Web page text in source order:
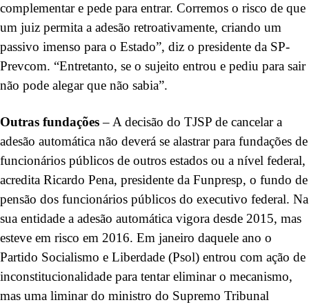
complementar e pede para entrar. Corremos o risco de que
um juiz permita a adesão retroativamente, criando um
passivo imenso para o Estado”, diz o presidente da SP-
Prevcom. “Entretanto, se o sujeito entrou e pediu para sair
não pode alegar que não sabia”.
Outras fundações– A decisão do TJSP de cancelar a
adesão automática não deverá se alastrar para fundações de
funcionários públicos de outros estados ou a nível federal,
acredita Ricardo Pena, presidente da Funpresp, o fundo de
pensão dos funcionários públicos do executivo federal. Na
sua entidade a adesão automática vigora desde 2015, mas
esteve em risco em 2016. Em janeiro daquele ano o
Partido Socialismo e Liberdade (Psol) entrou com ação de
inconstitucionalidade para tentar eliminar o mecanismo,
mas uma liminar do ministro do Supremo Tribunal